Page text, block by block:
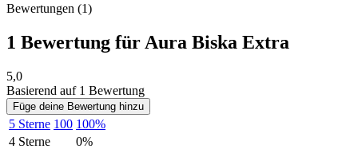
Bewertungen (1)
1 Bewertung für Aura Biska Extra
5,0
Basierend auf 1 Bewertung
Füge deine Bewertung hinzu
5 Sterne 100 100%
4 Sterne
0%